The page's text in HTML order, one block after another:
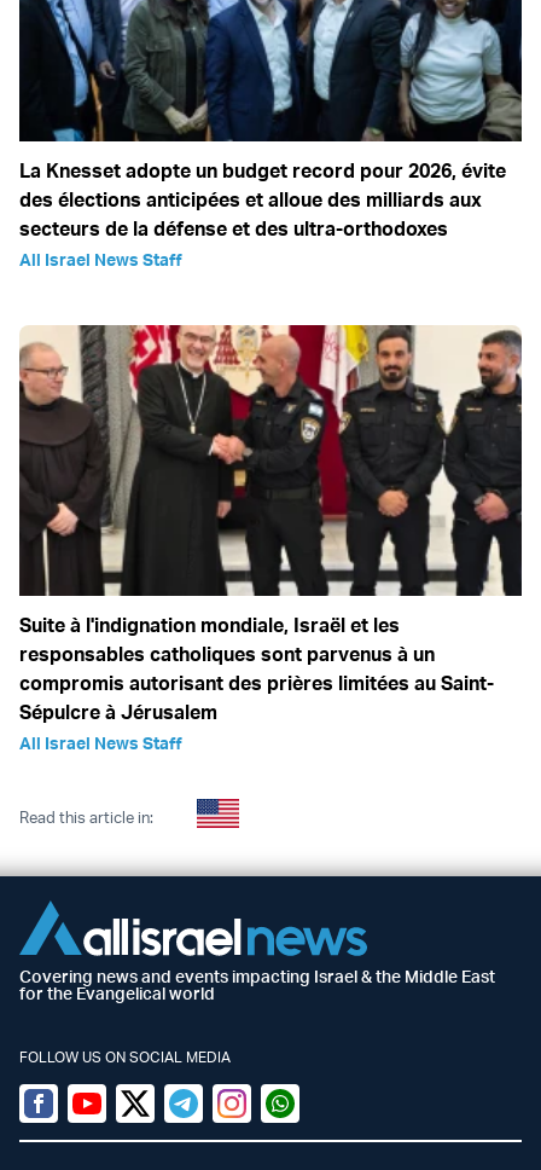
La Knesset adopte un budget record pour 2026, évite
des élections anticipées et alloue des milliards aux
secteurs de la défense et des ultra-orthodoxes
All Israel News Staff
Suite à l'indignation mondiale, Israël et les
responsables catholiques sont parvenus à un
compromis autorisant des prières limitées au Saint-
Sépulcre à Jérusalem
All Israel News Staff
Read this article in:
Covering news and events impacting Israel & the Middle East
for the Evangelical world
FOLLOW US ON SOCIAL MEDIA
Facebook
YoutubeTwitter (X)
TelegramInstagramWhatsapp